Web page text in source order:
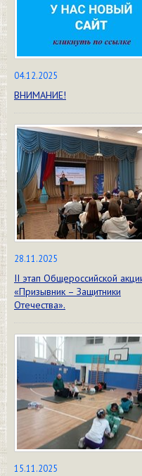
04.12.2025
ВНИМАНИЕ!
28.11.2025
II этап Общероссийской
«Призывник – Защитники
Отечества».
15.11.2025